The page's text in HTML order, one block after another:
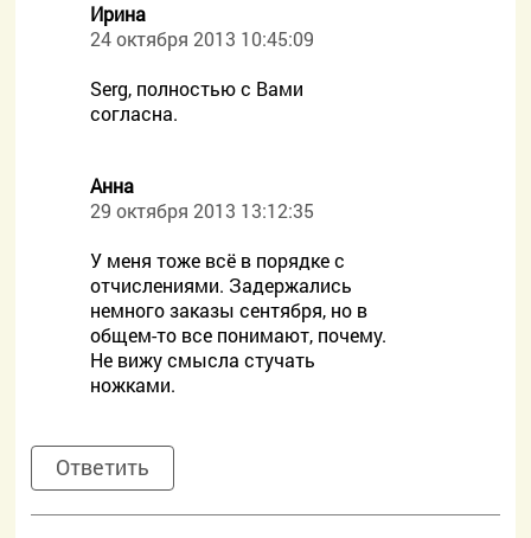
Ирина
24 октября 2013 10:45:09
Serg, полностью с Вами
согласна.
Анна
29 октября 2013 13:12:35
У меня тоже всё в порядке с
отчислениями. Задержались
немного заказы сентября, но в
общем-то все понимают, почему.
Не вижу смысла стучать
ножками.
Ответить